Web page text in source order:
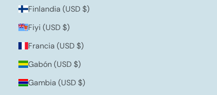
Finlandia (USD $)
Fiyi (USD $)
Francia (USD $)
Gabón (USD $)
Gambia (USD $)